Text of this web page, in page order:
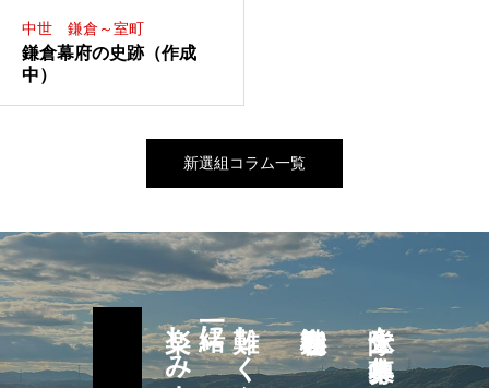
中世 鎌倉～室町
鎌倉幕府の史跡（作成
中）
新選組コラム一覧
隊士を募集中
一緒に